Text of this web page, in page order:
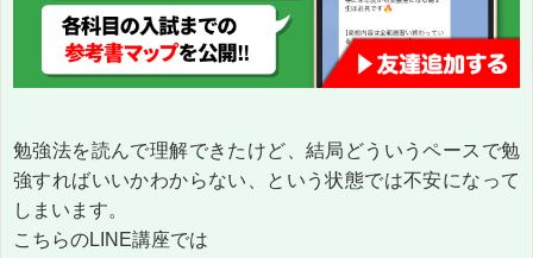
勉強法を読んで理解できたけど、結局どういうペースで勉
強すればいいかわからない、という状態では不安になって
しまいます。
こちらのLINE講座では